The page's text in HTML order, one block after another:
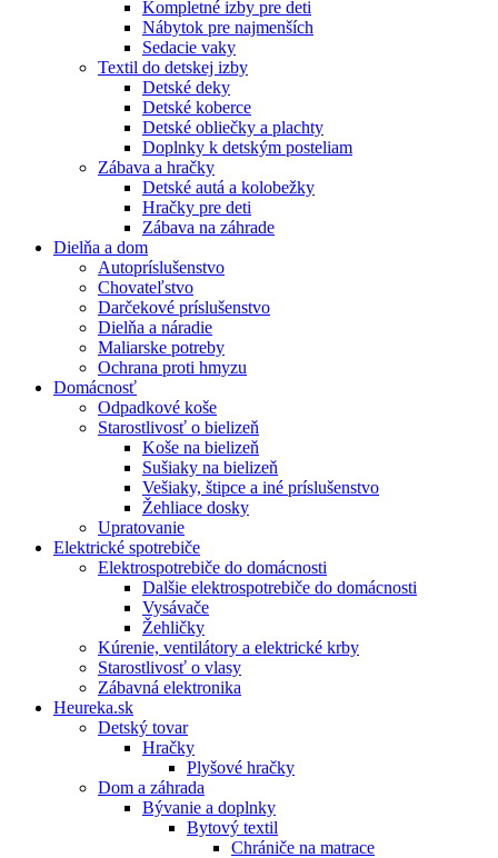
Kompletné izby pre deti
Nábytok pre najmenších
Sedacie vaky
Textil do detskej izby
Detské deky
Detské koberce
Detské obliečky a plachty
Doplnky k detským posteliam
Zábava a hračky
Detské autá a kolobežky
Hračky pre deti
Zábava na záhrade
Dielňa a dom
Autopríslušenstvo
Chovateľstvo
Darčekové príslušenstvo
Dielňa a náradie
Maliarske potreby
Ochrana proti hmyzu
Domácnosť
Odpadkové koše
Starostlivosť o bielizeň
Koše na bielizeň
Sušiaky na bielizeň
Vešiaky, štipce a iné príslušenstvo
Žehliace dosky
Upratovanie
Elektrické spotrebiče
Elektrospotrebiče do domácnosti
Dalšie elektrospotrebiče do domácnosti
Vysávače
Žehličky
Kúrenie, ventilátory a elektrické krby
Starostlivosť o vlasy
Zábavná elektronika
Heureka.sk
Detský tovar
Hračky
Plyšové hračky
Dom a záhrada
Bývanie a doplnky
Bytový textil
Chrániče na matrace